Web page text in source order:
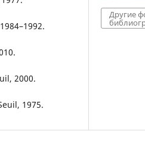
2000.
1975.
Другие